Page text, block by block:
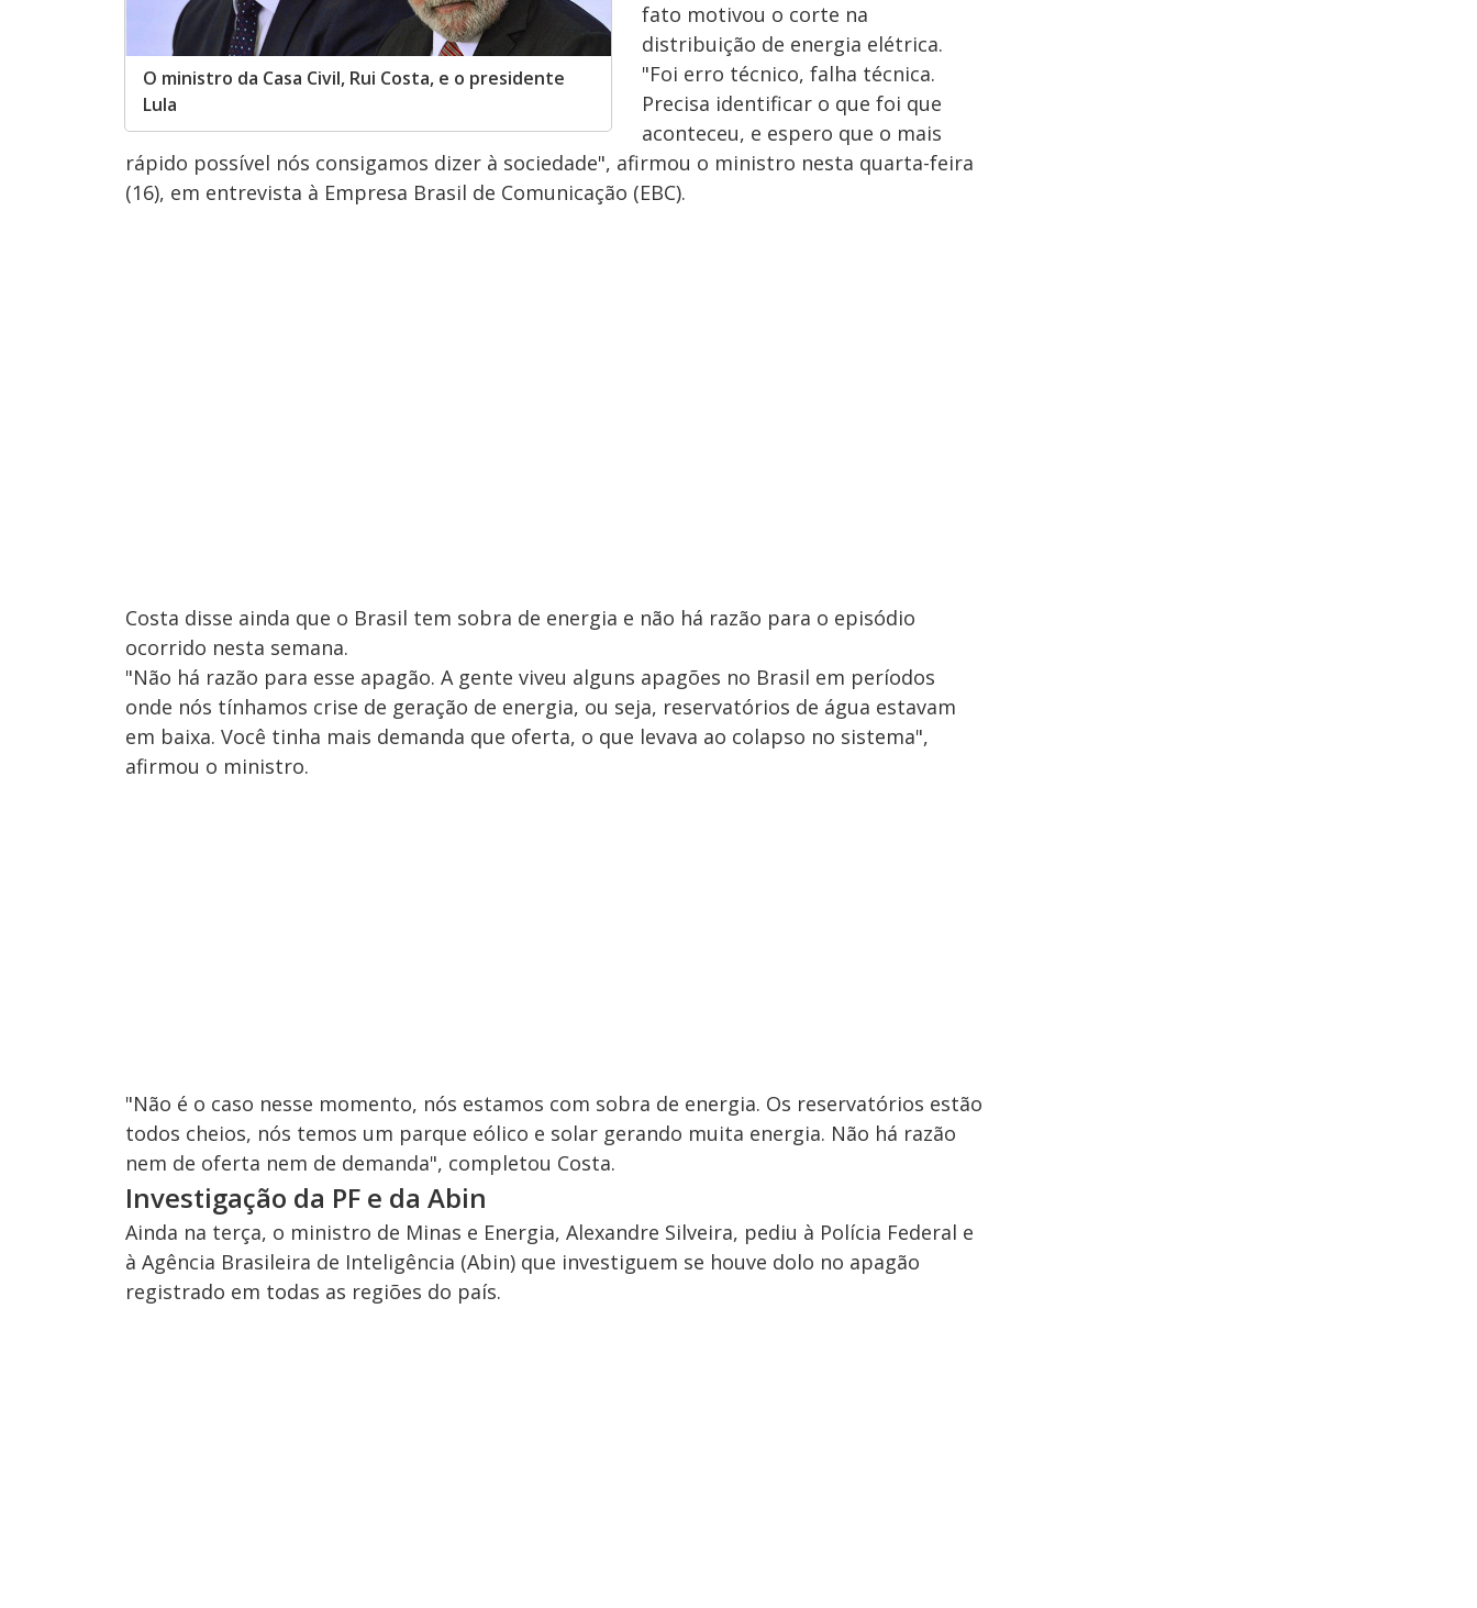
O ministro da Casa Civil, Rui Costa, e o presidente
Lula
fato motivou o corte na
distribuição de energia elétrica.
"Foi erro técnico, falha técnica.
Precisa identificar o que foi que
aconteceu, e espero que o mais
rápido possível nós consigamos dizer à sociedade", afirmou o ministro nesta quarta-feira
(16), em entrevista à Empresa Brasil de Comunicação (EBC).
Costa disse ainda que o Brasil tem sobra de energia e não há razão para o episódio
ocorrido nesta semana.
"Não há razão para esse apagão. A gente viveu alguns apagões no Brasil em períodos
onde nós tínhamos crise de geração de energia, ou seja, reservatórios de água estavam
em baixa. Você tinha mais demanda que oferta, o que levava ao colapso no sistema",
afirmou o ministro.
"Não é o caso nesse momento, nós estamos com sobra de energia. Os reservatórios estão
todos cheios, nós temos um parque eólico e solar gerando muita energia. Não há razão
nem de oferta nem de demanda", completou Costa.
Investigação da PF e da Abin
Ainda na terça, o ministro de Minas e Energia, Alexandre Silveira, pediu à Polícia Federal e
à Agência Brasileira de Inteligência (Abin) que investiguem se houve dolo no apagão
registrado em todas as regiões do país.